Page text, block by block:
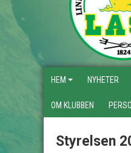
HEM NYHETER
OM KLUBBEN
Styrelsen